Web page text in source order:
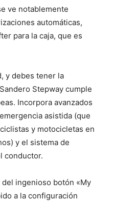
ve notablemente
automáticas,
para la caja, que es
y debes tener la
Stepway cumple
Incorpora avanzados
asistida (que
y motocicletas en
y el sistema de
conductor.
ingenioso botón «My
a la configuración